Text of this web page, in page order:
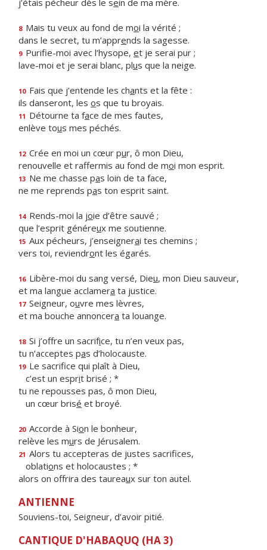
j’étais pécheur dès le sein de ma mère.
8 Mais tu veux au fond de moi la vérité ;
dans le secret, tu m’apprends la sagesse.
9 Purifie-moi avec l’hysope, et je serai pur ;
lave-moi et je serai blanc, plus que la neige.
10 Fais que j’entende les chants et la fête :
ils danseront, les os que tu broyais.
11 Détourne ta face de mes fautes,
enlève tous mes péchés.
12 Crée en moi un cœur pur, ô mon Dieu,
renouvelle et raffermis au fond de moi mon esprit.
13 Ne me chasse pas loin de ta face,
ne me reprends pas ton esprit saint.
14 Rends-moi la joie d’être sauvé ;
que l’esprit généreux me soutienne.
15 Aux pécheurs, j’enseignerai tes chemins ;
vers toi, reviendront les égarés.
16 Libère-moi du sang versé, Dieu, mon Dieu sauveur,
et ma langue acclamera ta justice.
17 Seigneur, ouvre mes lèvres,
et ma bouche annoncera ta louange.
18 Si j’offre un sacrifice, tu n’en veux pas,
tu n’acceptes pas d’holocauste.
19 Le sacrifice qui plaît à Dieu,
c’est un esprit brisé ; *
tu ne repousses pas, ô mon Dieu,
un cœur brisé et broyé.
20 Accorde à Sion le bonheur,
relève les murs de Jérusalem.
21 Alors tu accepteras de justes sacrifices,
oblations et holocaustes ; *
alors on offrira des taureaux sur ton autel.
ANTIENNE
Souviens-toi, Seigneur, d’avoir pitié.
CANTIQUE D'HABAQUQ (HA 3)